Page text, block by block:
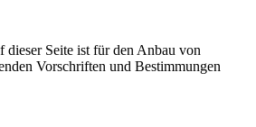
dieser Seite ist für den Anbau von
Vorschriften und Bestimmungen